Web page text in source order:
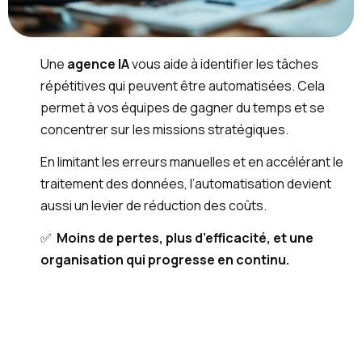
Une agence IAvous aide à identifier les tâches
répétitives qui peuvent être automatisées. Cela
permet à vos équipes de gagner du temps et se
concentrer sur les missions stratégiques.
En limitant les erreurs manuelles et en accélérant le
traitement des données, l’automatisation devient
aussi un levier de réduction des coûts.
✅ Moins de pertes, plus d’efficacité, et une
organisation qui progresse en continu.